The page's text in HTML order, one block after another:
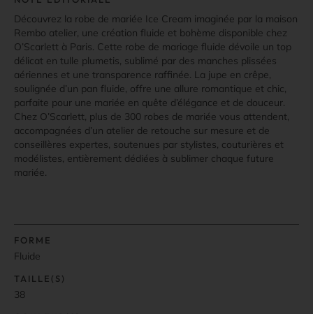
Découvrez la robe de mariée Ice Cream imaginée par la maison
Rembo atelier, une création fluide et bohème disponible chez
O’Scarlett à Paris. Cette robe de mariage fluide dévoile un top
délicat en tulle plumetis, sublimé par des manches plissées
aériennes et une transparence raffinée. La jupe en crêpe,
soulignée d’un pan fluide, offre une allure romantique et chic,
parfaite pour une mariée en quête d’élégance et de douceur.
Chez O’Scarlett, plus de 300 robes de mariée vous attendent,
accompagnées d’un atelier de retouche sur mesure et de
conseillères expertes, soutenues par stylistes, couturières et
modélistes, entièrement dédiées à sublimer chaque future
mariée.
FORME
Fluide
TAILLE(S)
38